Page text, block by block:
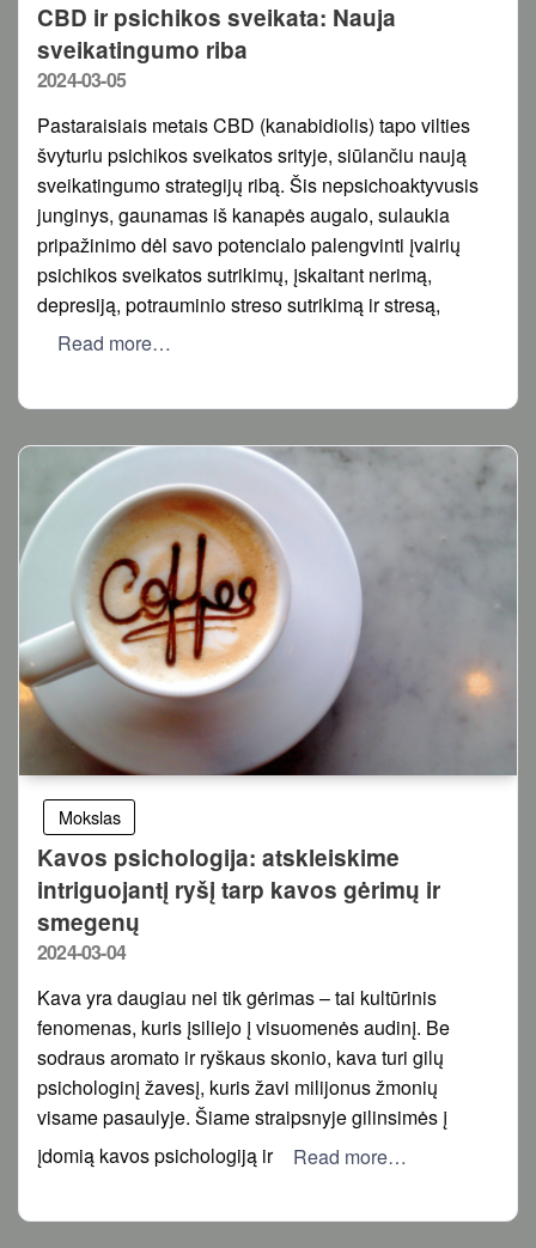
CBD ir psichikos sveikata: Nauja
sveikatingumo riba
Posted
2024-03-05
Pastaraisiais metais CBD (kanabidiolis) tapo vilties
švyturiu psichikos sveikatos srityje, siūlančiu naują
sveikatingumo strategijų ribą. Šis nepsichoaktyvusis
junginys, gaunamas iš kanapės augalo, sulaukia
pripažinimo dėl savo potencialo palengvinti įvairių
psichikos sveikatos sutrikimų, įskaitant nerimą,
depresiją, potrauminio streso sutrikimą ir stresą,
Read more…
Mokslas
Kavos psichologija: atskleiskime
intriguojantį ryšį tarp kavos gėrimų ir
smegenų
Posted
2024-03-04
Kava yra daugiau nei tik gėrimas – tai kultūrinis
fenomenas, kuris įsiliejo į visuomenės audinį. Be
sodraus aromato ir ryškaus skonio, kava turi gilų
psichologinį žavesį, kuris žavi milijonus žmonių
visame pasaulyje. Šiame straipsnyje gilinsimės į
įdomią kavos psichologiją ir
Read more…